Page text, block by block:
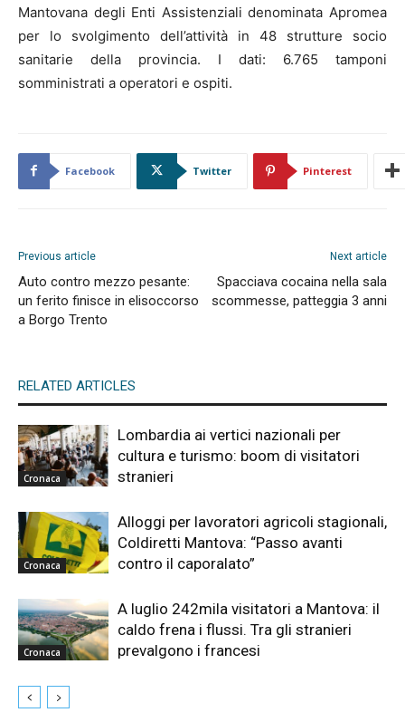
Mantovana degli Enti Assistenziali denominata Apromea
per lo svolgimento dell’attività in 48 strutture socio
sanitarie della provincia. I dati: 6.765 tamponi
somministrati a operatori e ospiti.
Facebook Twitter Pinterest
Previous article
Auto contro mezzo pesante:
un ferito finisce in elisoccorso
a Borgo Trento
Next article
Spacciava cocaina nella sala
scommesse, patteggia 3 anni
RELATED ARTICLES
Cronaca
Lombardia ai vertici nazionali per
cultura e turismo: boom di visitatori
stranieri
Cronaca
Alloggi per lavoratori agricoli stagionali,
Coldiretti Mantova: “Passo avanti
contro il caporalato”
Cronaca
A luglio 242mila visitatori a Mantova: il
caldo frena i flussi. Tra gli stranieri
prevalgono i francesi